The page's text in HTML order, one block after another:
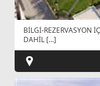
BİLGİ-REZERVASYON
DAHİL […]